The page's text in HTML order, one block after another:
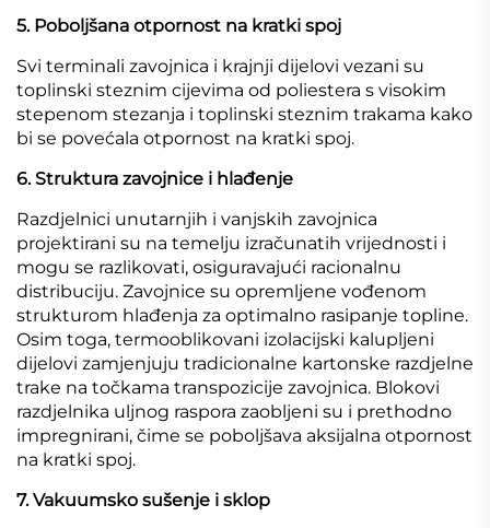
5. Poboljšana otpornost na kratki spoj
Svi terminali zavojnica i krajnji dijelovi vezani su
toplinski steznim cijevima od poliestera s visokim
stepenom stezanja i toplinski steznim trakama kako
bi se povećala otpornost na kratki spoj.
6. Struktura zavojnice i hlađenje
Razdjelnici unutarnjih i vanjskih zavojnica
projektirani su na temelju izračunatih vrijednosti i
mogu se razlikovati, osiguravajući racionalnu
distribuciju. Zavojnice su opremljene vođenom
strukturom hlađenja za optimalno rasipanje topline.
Osim toga, termooblikovani izolacijski kalupljeni
dijelovi zamjenjuju tradicionalne kartonske razdjelne
trake na točkama transpozicije zavojnica. Blokovi
razdjelnika uljnog raspora zaobljeni su i prethodno
impregnirani, čime se poboljšava aksijalna otpornost
na kratki spoj.
7. Vakuumsko sušenje i sklop